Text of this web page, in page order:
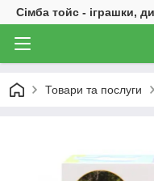
Сімба тойс - іграшки,
Товари та послуги